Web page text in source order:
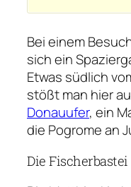
Bei einem
sich ein
Etwas südlich
stößt man hier
Donauufer, ein
die Pogrome an
Die